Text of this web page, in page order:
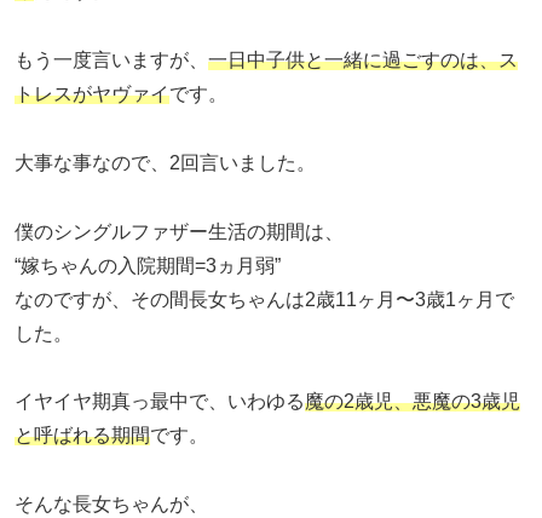
もう一度言いますが、 一日中子供と一緒に過ごすのは、ス
トレスがヤヴァイです。
大事な事なので、2回言いました。
僕のシングルファザー生活の期間は、
“嫁ちゃんの入院期間=3ヵ月弱”
なのですが、その間長女ちゃんは2歳11ヶ月〜3歳1ヶ月で
した。
イヤイヤ期真っ最中で、いわゆる魔の2歳児、悪魔の3歳児
と呼ばれる期間です。
そんな長女ちゃんが、